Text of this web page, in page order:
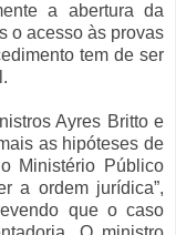
a abertura da
o acesso às provas
tem de ser
Ayres Britto e
as hipóteses de
Ministério Público
a ordem jurídica”,
que o caso